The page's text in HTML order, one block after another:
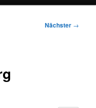
Nächster →